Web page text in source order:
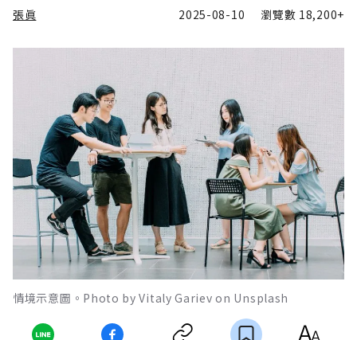
張眞 2025-08-10 瀏覽數 18,200+
情境示意圖。Photo by Vitaly Gariev on Unsplash